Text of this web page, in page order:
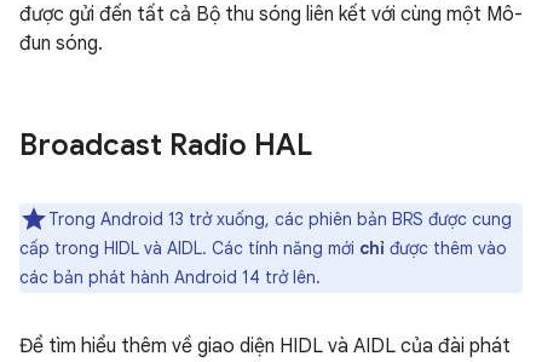
được gửi đến tất cả Bộ thu sóng liên kết với cùng một Mô-
đun sóng.
Broadcast Radio HAL
Trong Android 13 trở xuống, các phiên bản BRS được cung
cấp trong HIDL và AIDL. Các tính năng mới chỉ được thêm vào
các bản phát hành Android 14 trở lên.
Để tìm hiểu thêm về giao diện HIDL và AIDL của đài phát